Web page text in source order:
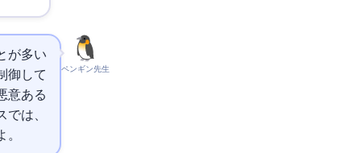
ペンギン先生
が多い
御して
意ある
は、